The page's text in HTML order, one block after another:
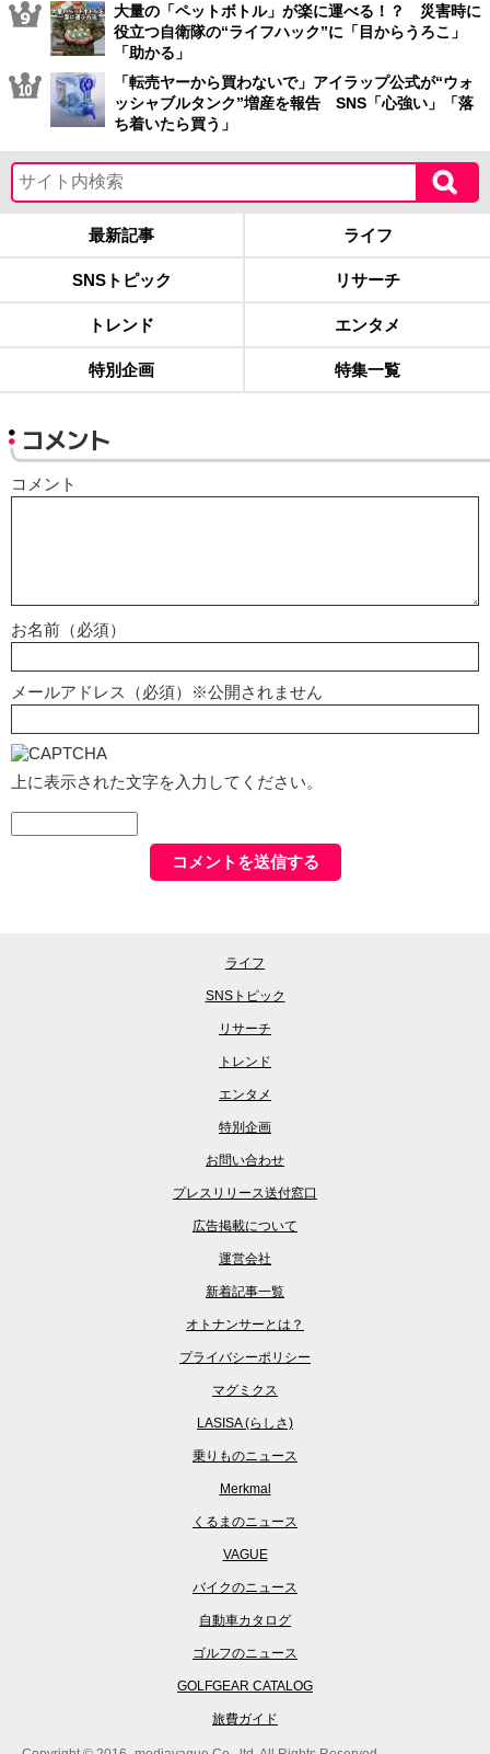
大量の「ペットボトル」が楽に運べる！？ 災害時に
役立つ自衛隊の“ライフハック”に「目からうろこ」
「助かる」
「転売ヤーから買わないで」アイラップ公式が“ウォ
ッシャブルタンク”増産を報告 SNS「心強い」「落
ち着いたら買う」
最新記事 ライフ
SNSトピック リサーチ
トレンド エンタメ
特別企画 特集一覧
コメント
コメント
お名前（必須）
メールアドレス（必須）※公開されません
上に表示された文字を入力してください。
ライフ
SNSトピック
リサーチ
トレンド
エンタメ
特別企画
お問い合わせ
プレスリリース送付窓口
広告掲載について
運営会社
新着記事一覧
オトナンサーとは？
プライバシーポリシー
マグミクス
LASISA (らしさ)
乗りものニュース
Merkmal
くるまのニュース
VAGUE
バイクのニュース
自動車カタログ
ゴルフのニュース
GOLFGEAR CATALOG
旅費ガイド